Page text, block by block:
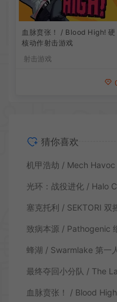
血脉贲张！ / Blood High! 硬
核动作射击游戏
射击游戏
猜你喜欢
蜂湖 / Swarmlake 第一